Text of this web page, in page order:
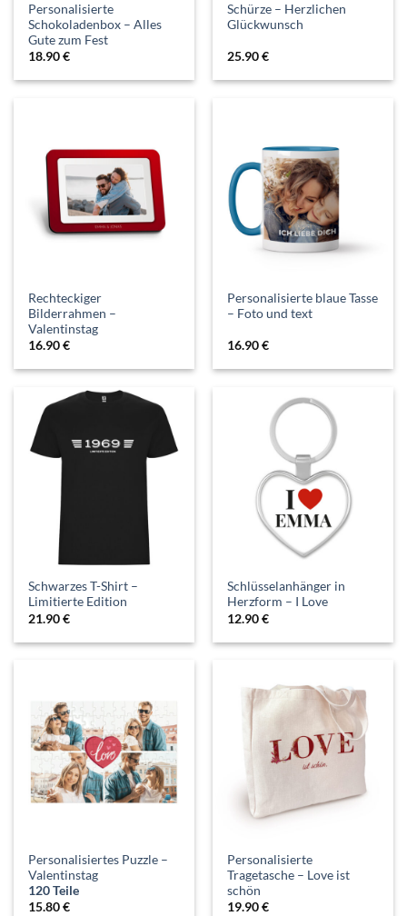
Personalisierte
Schokoladenbox – Alles
Gute zum Fest
18.90€
Schürze – Herzlichen
Glückwunsch
25.90€
Rechteckiger
Bilderrahmen –
Valentinstag
16.90€
Personalisierte blaue Tasse
– Foto und text
16.90€
Schwarzes T-Shirt –
Limitierte Edition
21.90€
Schlüsselanhänger in
Herzform – I Love
12.90€
Personalisiertes Puzzle –
Valentinstag
120 Teile
15.80€
Personalisierte
Tragetasche – Love ist
schön
19.90€